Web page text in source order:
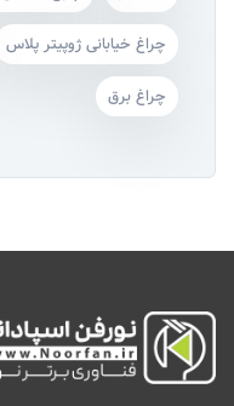
چراغ خیابانی ژوپیتر پلاس
چراغ برق